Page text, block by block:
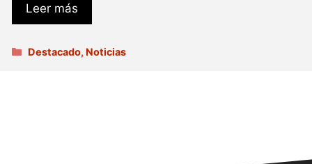
Leer más
Categorías
Destacado, Noticias